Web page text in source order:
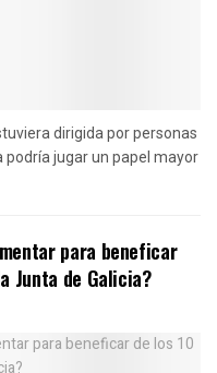
dirigida por personas
podría jugar un papel mayor
para beneficar
Junta de Galicia?